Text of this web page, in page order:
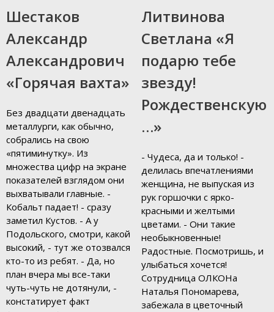
Шестаков
Александр
Александрович
«Горячая вахта»
Без двадцати двенадцать
металлурги, как обычно,
собрались на свою
«пятиминутку». Из
множества цифр на экране
показателей взглядом они
выхватывали главные. -
Кобальт падает! - сразу
заметил Кустов. - А у
Подольского, смотри, какой
высокий, - тут же отозвался
кто-то из ребят. - Да, но
план вчера мы все-таки
чуть-чуть не дотянули, -
констатирует факт
Литвинова
Светлана «Я
подарю тебе
звезду!
Рождественскую
…»
- Чудеса, да и только! -
делилась впечатлениями
женщина, не выпуская из
рук горшочки с ярко-
красными и желтыми
цветами. - Они такие
необыкновенные!
Радостные. Посмотришь, и
улыбаться хочется!
Сотрудница ОЛКОНа
Наталья Пономарева,
забежала в цветочный